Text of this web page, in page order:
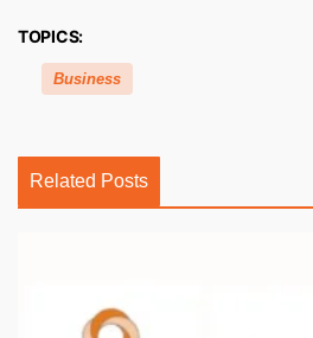
TOPICS:
Business
Related Posts